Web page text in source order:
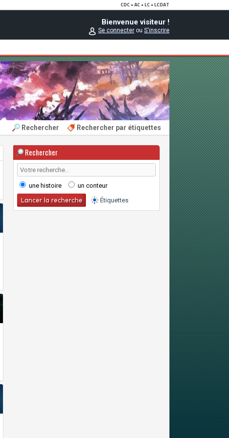
Bienvenue visiteur !
Se connecterou S'inscrire
Rechercher Rechercher par étiquettes
Rechercher
une histoire
un conteur
Étiquettes